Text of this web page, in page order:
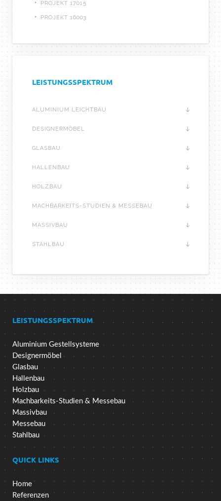
PROJEKT 17015
PROJEKT 16003
LEISTUNGSSPEKTRUM
ALUMINIUM LEICHTBAU
DESIGNERMÖBEL
GLASBAU
HALLENBAU
HOLZBAU
MACHBARKEITS-STUDIEN & MESSEBAU
MASSIVBAU
STAHLBAU
LEISTUNGSSPEKTRUM
Aluminium Gestellsysteme
Designermöbel
Glasbau
Hallenbau
Holzbau
Machbarkeits-Studien & Messebau
Massivbau
Messebau
Stahlbau
QUICK LINKS
Home
Referenzen